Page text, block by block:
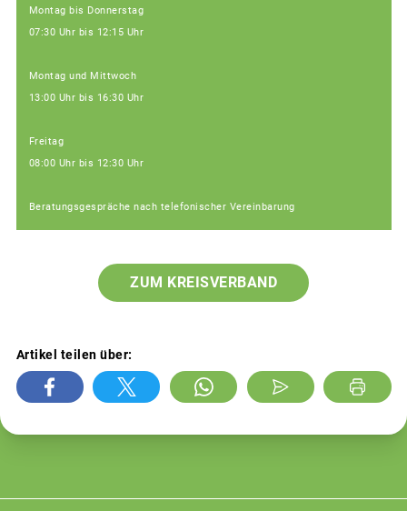
Montag bis Donnerstag
07:30 Uhr bis 12:15 Uhr
Montag und Mittwoch
13:00 Uhr bis 16:30 Uhr
Freitag
08:00 Uhr bis 12:30 Uhr
Beratungsgespräche nach telefonischer Vereinbarung
ZUM KREISVERBAND
Artikel teilen über: